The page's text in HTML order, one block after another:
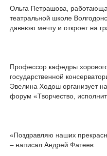
Ольга Петрашова,
театральной школе
давнюю мечту и откроет на
Профессор кафедры
государственной
Эвелина Ходош организует
форум «Творчество,
«Поздравляю наших
– написал Андрей Фатеев.